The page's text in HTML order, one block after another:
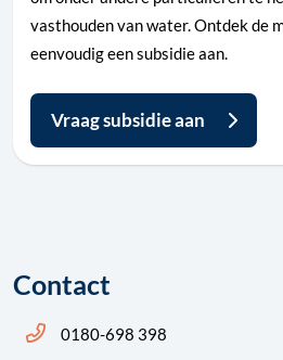
vasthouden van water. Ontdek de
eenvoudig een subsidie aan.
Vraag subsidie aan
Contact
Bel ons: 14 0180
0180-698 398